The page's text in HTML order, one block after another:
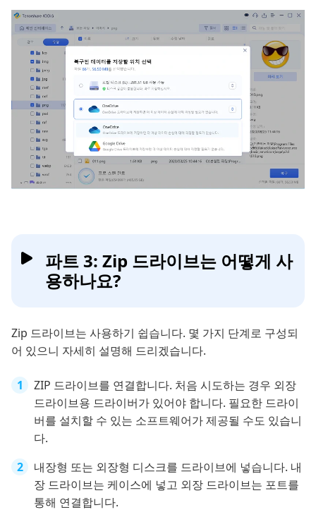
파트 3: Zip 드라이브는 어떻게 사
용하나요?
Zip 드라이브는 사용하기 쉽습니다. 몇 가지 단계로 구성되
어 있으니 자세히 설명해 드리겠습니다.
ZIP 드라이브를 연결합니다. 처음 시도하는 경우 외장
드라이브용 드라이버가 있어야 합니다. 필요한 드라이
버를 설치할 수 있는 소프트웨어가 제공될 수도 있습니
다.
내장형 또는 외장형 디스크를 드라이브에 넣습니다. 내
장 드라이브는 케이스에 넣고 외장 드라이브는 포트를
통해 연결합니다.